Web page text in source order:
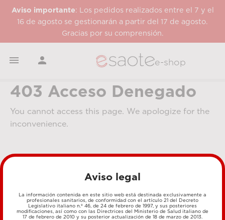
Aviso importante: Los pedidos realizados entre el 7 y el
16 de agosto se gestionarán a partir del 17 de agosto.
Gracias por su comprensión.
  e-shop
403 Acceso Denegado
You cannot access this page. We apologize for the
inconvenience.
MÉTODOS DE PAGO
Aviso legal
La información contenida en este sitio web está destinada exclusivamente a
profesionales sanitarios, de conformidad con el artículo 21 del Decreto
Legislativo italiano n.º 46, de 24 de febrero de 1997, y sus posteriores
modificaciones, así como con las Directrices del Ministerio de Salud italiano de
17 de febrero de 2010 y su posterior actualización de 18 de marzo de 2013.